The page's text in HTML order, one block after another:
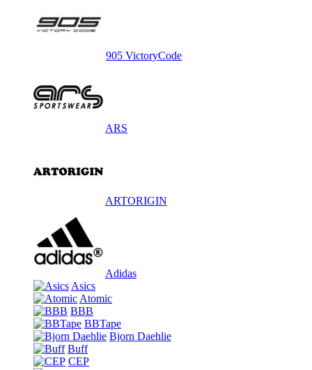
905 VictoryCode
ARS
ARTORIGIN
Adidas
Asics
Atomic
BBB
BBTape
Bjorn Daehlie
Buff
CEP